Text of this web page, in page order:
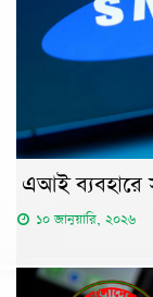
এআই ব্যবহারে
১০ জানুয়ারি, ২০২৬